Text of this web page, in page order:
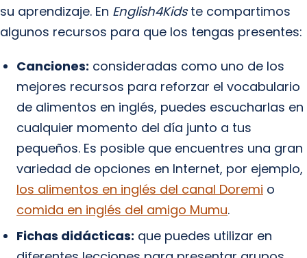
su aprendizaje. En English4Kidste compartimos
algunos recursos para que los tengas presentes:
Canciones: consideradas como uno de los
mejores recursos para reforzar el vocabulario
de alimentos en inglés, puedes escucharlas en
cualquier momento del día junto a tus
pequeños. Es posible que encuentres una gran
variedad de opciones en Internet, por ejemplo,
los alimentos en inglés del canal Doremi o
comida en inglés del amigo Mumu.
Fichas didácticas: que puedes utilizar en